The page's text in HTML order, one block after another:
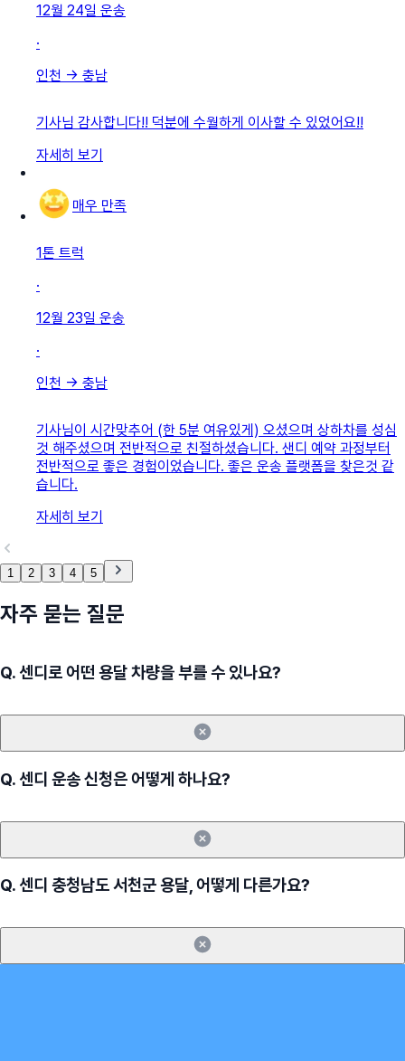
12월 24일 운송
·
인천 → 충남
기사님 감사합니다!! 덕분에 수월하게 이사할 수 있었어요!!
자세히 보기
매우 만족
1톤 트럭
·
12월 23일 운송
·
인천 → 충남
기사님이 시간맞추어 (한 5분 여유있게) 오셨으며 상하차를 성심
것 해주셨으며 전반적으로 친절하셨습니다. 샌디 예약 과정부터
전반적으로 좋은 경험이었습니다. 좋은 운송 플랫폼을 찾은것 같
습니다.
자세히 보기
1 2 3 4 5
자주 묻는 질문
Q.센디로 어떤 용달 차량을 부를 수 있나요?
Q.센디 운송 신청은 어떻게 하나요?
Q.센디 충청남도 서천군 용달, 어떻게 다른가요?